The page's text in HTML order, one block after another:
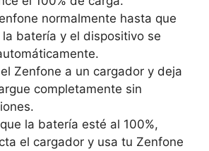
normalmente hasta que
batería y el dispositivo se
Zenfone a un cargador y deja
completamente sin
la batería esté al 100%,
el cargador y usa tu Zenfone